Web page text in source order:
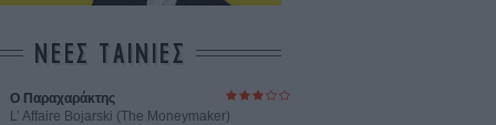
ΝΕΕΣ ΤΑΙΝΙΕΣ
Ο Παραχαράκτης
L’ Affaire Bojarski (The Moneymaker)